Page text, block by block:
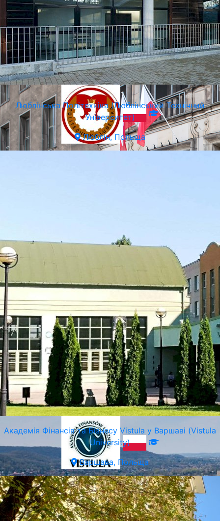
Краківська Академія ім. Анджея Фрича Моджевського
Краків, Польща
Суспільна Академія Наук в Кракові
Краків, Польща
Люблiнська Політехніка (Люблінський Технічний
Університет)
Люблін, Польща
Академія Фінансів та Бізнесу Vistula у Варшаві (Vistula
University)
Варшава, Польща